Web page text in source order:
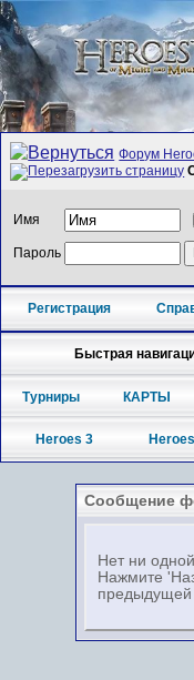
Форум
Имя
Пароль
Регистрация
Быстрая
Турниры КАРТЫ
Heroes 3
Сообщение
Нет ни
Нажмите
предыдущей